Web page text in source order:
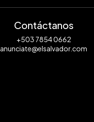
Contáctanos
+503 7854 0662
anunciate@elsalvador.com